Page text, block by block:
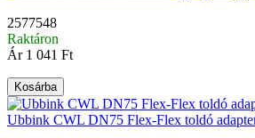
2577548
Raktáron
Ár 1 041 Ft
Kosárba
Ubbink CWL DN75 Flex-Flex toldó